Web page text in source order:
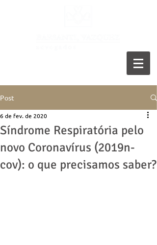
Post
Síndrome Respiratória pelo
novo Coronavírus (2019n-
cov): o que precisamos saber?
6 de fev. de 2020